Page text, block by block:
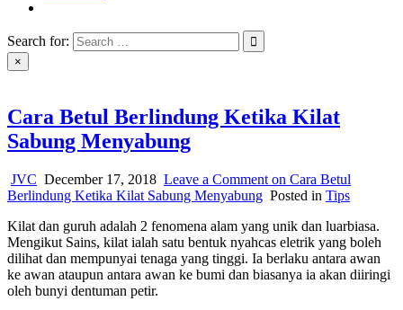
Search for:
×
Cara Betul Berlindung Ketika Kilat
Sabung Menyabung
JVC December 17, 2018 Leave a Comment on Cara Betul
Berlindung Ketika Kilat Sabung Menyabung Posted in Tips
Kilat dan guruh adalah 2 fenomena alam yang unik dan luarbiasa.
Mengikut Sains, kilat ialah satu bentuk nyahcas eletrik yang boleh
dilihat dan mempunyai tenaga yang tinggi. Ia berlaku antara awan
ke awan ataupun antara awan ke bumi dan biasanya ia akan diiringi
oleh bunyi dentuman petir.